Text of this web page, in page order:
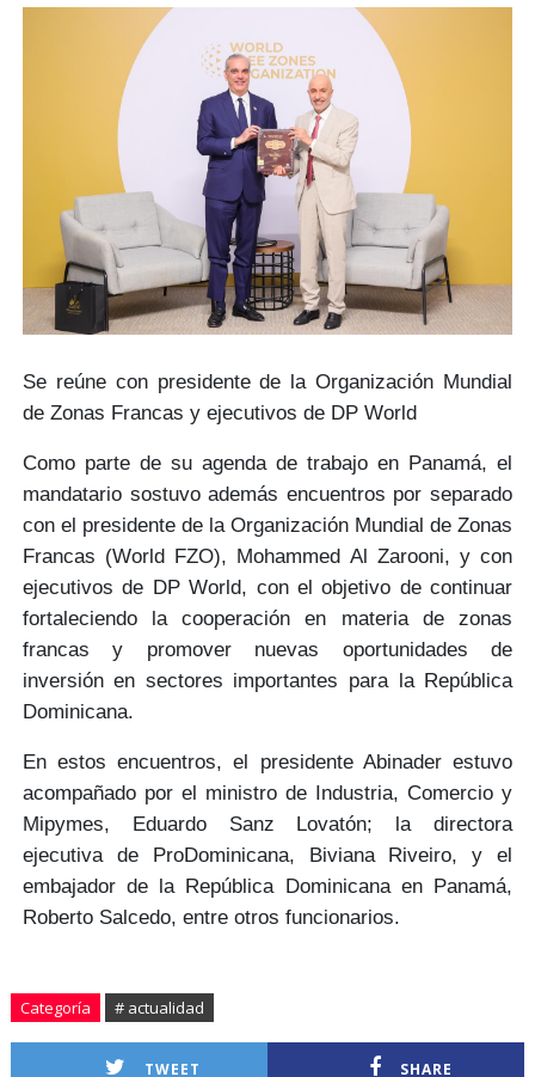
Se reúne con presidente de la Organización Mundial
de Zonas Francas y ejecutivos de DP World
Como parte de su agenda de trabajo en Panamá, el
mandatario sostuvo además encuentros por separado
con el presidente de la Organización Mundial de Zonas
Francas (World FZO), Mohammed Al Zarooni, y con
ejecutivos de DP World, con el objetivo de continuar
fortaleciendo la cooperación en materia de zonas
francas y promover nuevas oportunidades de
inversiónen sectores importantes para la República
Dominicana.
En estos encuentros, el presidente Abinader estuvo
acompañado por el ministro de Industria, Comercio y
Mipymes, Eduardo Sanz Lovatón; la directora
ejecutiva de ProDominicana, Biviana Riveiro, y el
embajador de la República Dominicana en Panamá,
Roberto Salcedo, entre otros funcionarios.
Categoría # actualidad
TWEET SHARE